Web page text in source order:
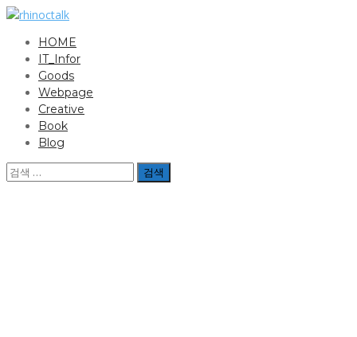
Skip
content
rhinoctalk
라이노씨의 IT 이야기
HOME
IT_Infor
Goods
Webpage
Creative
Book
Blog
검
색: